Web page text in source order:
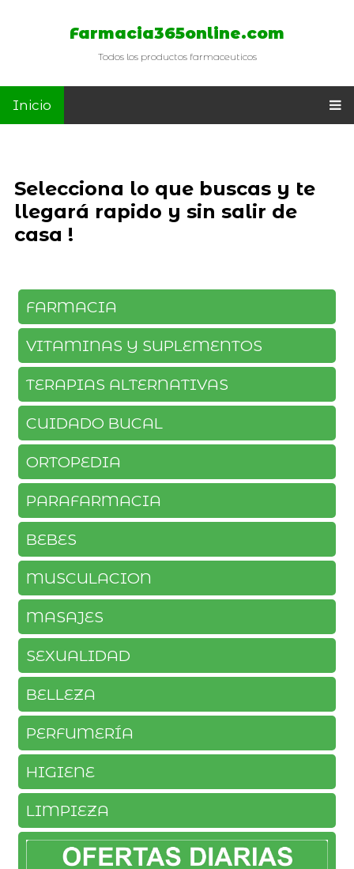
Farmacia365online.com
Todos los productos farmaceuticos
Inicio
Selecciona lo que buscas y te
llegará rapido y sin salir de
casa !
FARMACIA
VITAMINAS Y SUPLEMENTOS
TERAPIAS ALTERNATIVAS
CUIDADO BUCAL
ORTOPEDIA
PARAFARMACIA
BEBES
MUSCULACION
MASAJES
SEXUALIDAD
BELLEZA
PERFUMERÍA
HIGIENE
LIMPIEZA